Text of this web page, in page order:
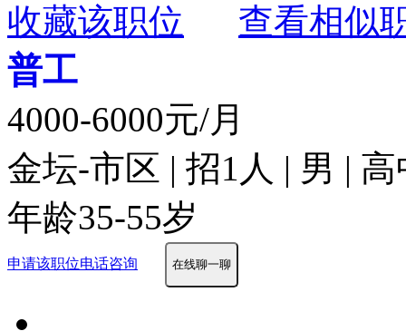
收藏该职位
查看相似
普工
4000-6000元/月
金坛-市区 | 招1人 | 男 |
年龄35-55岁
申请该职位电话咨询 在线聊一聊